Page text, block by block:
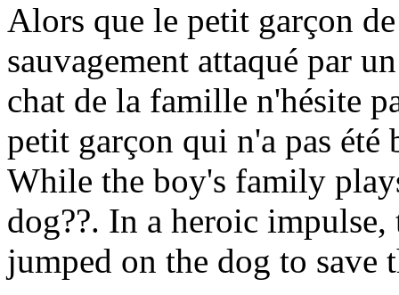
Alors que le petit garçon
sauvagement attaqué par
chat de la famille n'hésite
petit garçon qui n'a pas été
While the boy's family
dog??. In a heroic
jumped on the dog to